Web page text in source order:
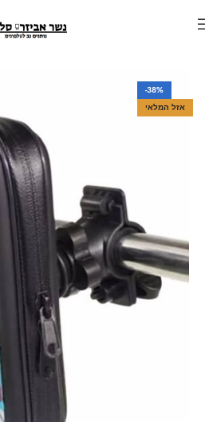
מעמד טלפון לרכב
-38%
אזל המלאי